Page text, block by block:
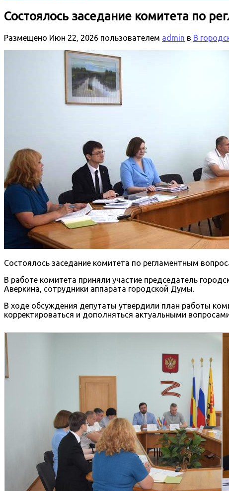
Состоялось заседание комитета по
Размещено Июн 22, 2026 пользователем admin в В
Состоялось заседание комитета по регламентным
В работе комитета приняли участие председатель
Аверкина, сотрудники аппарата городской Думы.
В ходе обсуждения депутаты утвердили план работы
корректироваться и дополняться актуальными